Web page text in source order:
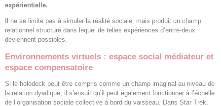
expérientielle.
Il ne se limite pas à simuler la réalité sociale, mais produit un champ
relationnel structuré dans lequel de telles expériences d’entre-deux
deviennent possibles.
Environnements virtuels : espace social médiateur et
espace compensatoire
Si le holodeck peut être compris comme un champ imaginal au niveau de
la relation dyadique, il s’ensuit qu’il peut également fonctionner à l’échelle
de l’organisation sociale collective à bord du vaisseau. Dans Star Trek,